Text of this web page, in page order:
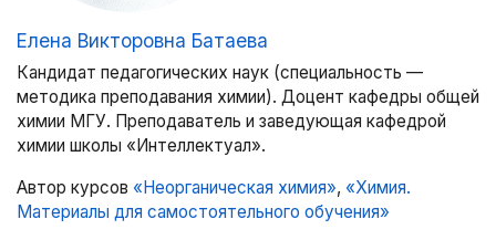
Елена Викторовна Батаева
Кандидат педагогических наук (специальность —
методика преподавания химии). Доцент кафедры общей
химии МГУ. Преподаватель и заведующая кафедрой
химии школы «Интеллектуал».
Автор курсов «Неорганическая химия», «Химия.
Материалы для самостоятельного обучения»